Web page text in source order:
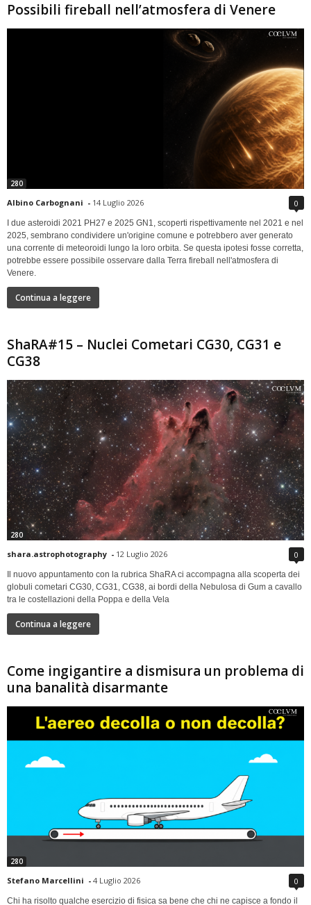
Possibili fireball nell’atmosfera di Venere
280
Albino Carbognani - 14 Luglio 2026 0
I due asteroidi 2021 PH27 e 2025 GN1, scoperti rispettivamente nel 2021 e nel
2025, sembrano condividere un'origine comune e potrebbero aver generato
una corrente di meteoroidi lungo la loro orbita. Se questa ipotesi fosse corretta,
potrebbe essere possibile osservare dalla Terra fireball nell'atmosfera di
Venere.
Continua a leggere
ShaRA#15 – Nuclei Cometari CG30, CG31 e
CG38
280
shara.astrophotography - 12 Luglio 2026 0
Il nuovo appuntamento con la rubrica ShaRA ci accompagna alla scoperta dei
globuli cometari CG30, CG31, CG38, ai bordi della Nebulosa di Gum a cavallo
tra le costellazioni della Poppa e della Vela
Continua a leggere
Come ingigantire a dismisura un problema di
una banalità disarmante
280
Stefano Marcellini - 4 Luglio 2026 0
Chi ha risolto qualche esercizio di fisica sa bene che chi ne capisce a fondo il